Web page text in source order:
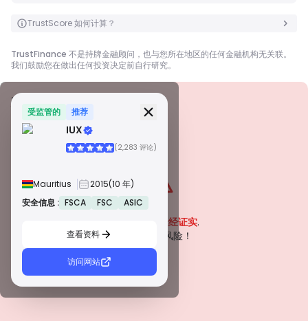
TrustScore 如何计算？
TrustFinance 不是持牌金融顾问，也与您所在地区的任何金融机构无关联。
我们鼓励您在做出任何投资决定前自行研究。
受监管的 推荐
IUX
(2,283 评论)
Mauritius 2015(10 年)
安全信息 : FSCA FSC ASIC
查看资料
访问网站
安全信息
警告
未经证实.
请注意潜在风险！
由全球知名监管机构颁发，这些许可证通过严格的合规性、资金隔离、保险和
由受尊敬的区域监管机构授予，这些许可证提供强大的安全措施，例如资金隔
离、财务报告和补偿计划。虽然没有等级 1 那么严格，但它们提供可靠的区域
由新兴市场的监管机构颁发，这些许可证提供基本保护，例如最低资本要求和
AML 政策。监管较不严格，因此交易者应谨慎行事并验证安全措施。
来自监管最少的司法管辖区，这些许可证通常缺乏关键保护，例如资金隔离和
保险。虽然它们对运营弹性很有吸引力，但它们对交易者构成较高的风险。